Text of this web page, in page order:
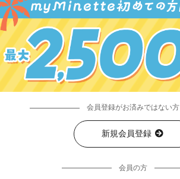
会員登録がお済みではない方
新規会員登録
会員の方